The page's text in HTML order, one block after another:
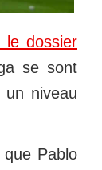
dossier
se sont
niveau
Pablo